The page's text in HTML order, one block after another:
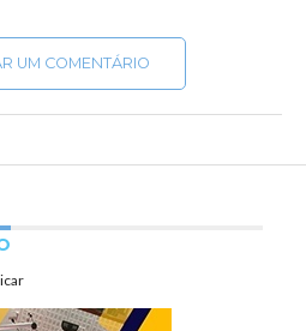
UM COMENTÁRIO